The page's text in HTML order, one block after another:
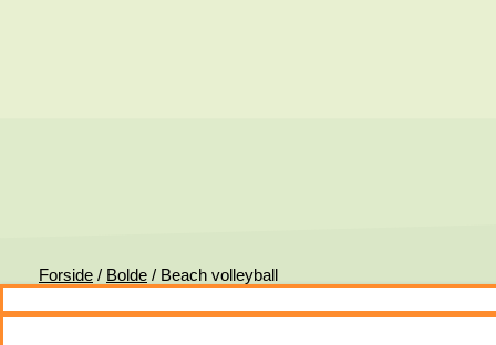
Forside / Bolde / Beach volleyball